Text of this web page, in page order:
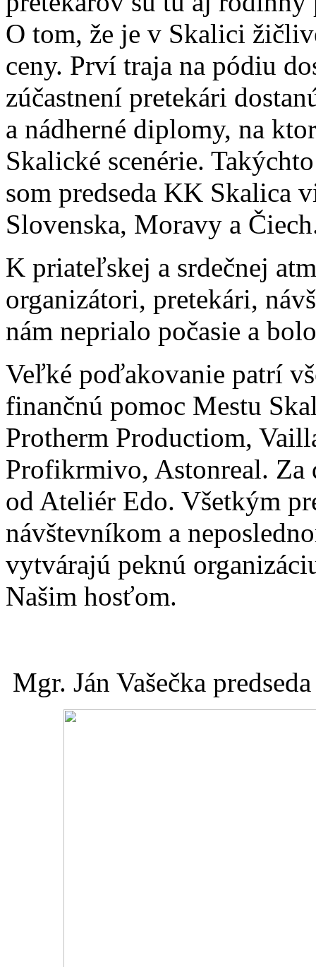
O tom, že je v Skalici
ceny. Prví traja na pódiu
zúčastnení pretekári
a nádherné diplomy, na
Skalické scenérie.
som predseda KK Skalica
Slovenska, Moravy a
K priateľskej a srdečnej
organizátori, pretekári,
nám neprialo počasie a
Veľké poďakovanie patrí
finančnú pomoc Mestu
Protherm Productiom,
Profikrmivo, Astonreal. Za
od Ateliér Edo. Všetkým
návštevníkom a
vytvárajú peknú
Našim hosťom.
Mgr. Ján Vašečka